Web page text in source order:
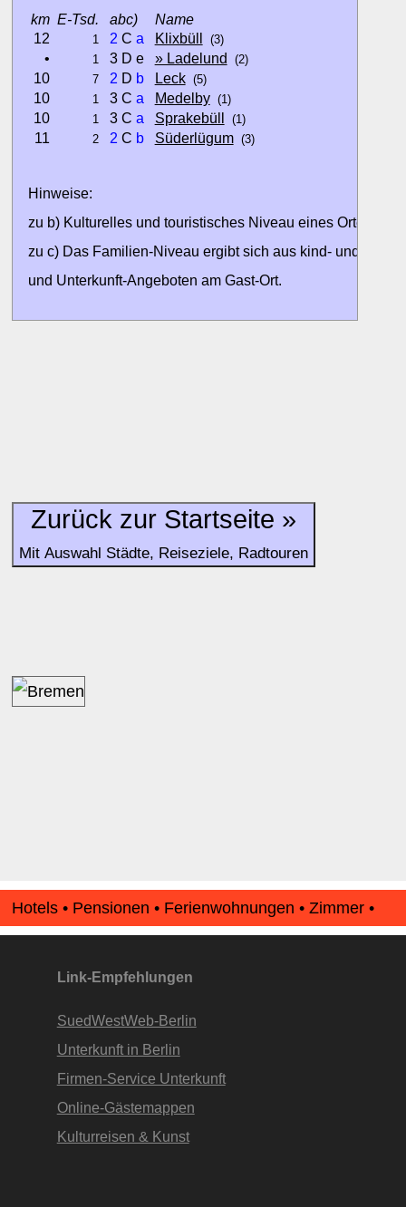
km E-Tsd. abc)
Name
12
1 2 C a Klixbüll (3)
• 1 3 D e » Ladelund (2)
10 7 2 D b Leck (5)
10 1 3 C a Medelby (1)
10 1 3 C a Sprakebüll (1)
11 2 2 C b Süderlügum (3)
Hinweise:
zu b) Kulturelles und touristisches Niveau eines Ortes
zu c) Das Familien-Niveau ergibt sich aus kind- und
und Unterkunft-Angeboten am Gast-Ort.
Zurück zur Startseite »
Mit Auswahl Städte, Reiseziele, Radtouren
Hotels • Pensionen • Ferienwohnungen • Zimmer •
Apartments • www.Finde-Unterkunft.de
Link-Empfehlungen
SuedWestWeb-Berlin
Unterkunft in Berlin
Firmen-Service Unterkunft
Online-Gästemappen
Kulturreisen & Kunst